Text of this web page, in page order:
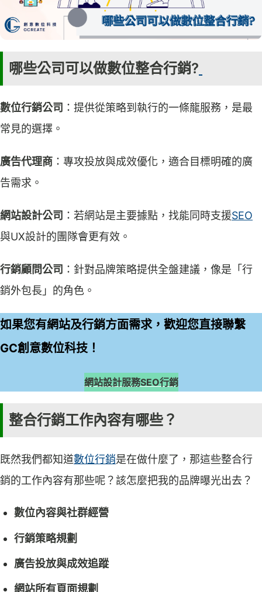
哪些公司可以做數位整合行銷?
數位行銷公司 ：提供從策略到執行的一條龍服務，是最
常見的選擇。
廣告代理商 ：專攻投放與成效優化，適合目標明確的廣
告需求。
網站設計公司 ：若網站是主要據點，找能同時支援SEO
與UX設計的團隊會更有效。
行銷顧問公司 ：針對品牌策略提供全盤建議，像是「行
銷外包長」的角色。
如果您有網站及行銷方面需求，歡迎您直接聯繫
GC創意數位科技！
網站設計服務SEO行銷
整合行銷工作內容有哪些？
既然我們都知道數位行銷是在做什麼了，那這些整合行
銷的工作內容有那些呢？該怎麼把我的品牌曝光出去？
數位內容與社群經營
行銷策略規劃
廣告投放與成效追蹤
網站所有頁面規劃